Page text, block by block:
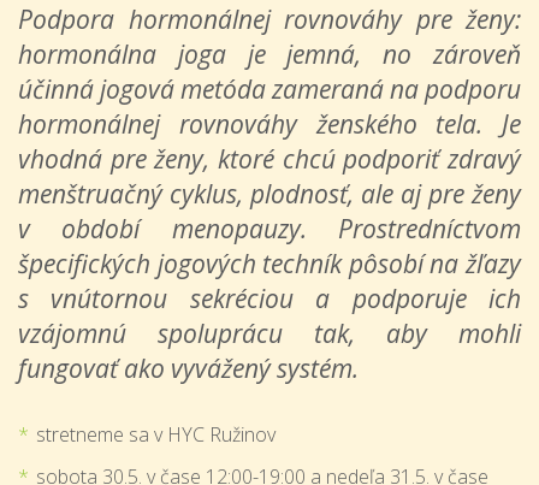
Podpora hormonálnej rovnováhy pre ženy:
hormonálna joga je jemná, no zároveň
účinná jogová metóda zameraná na podporu
hormonálnej rovnováhy ženského tela. Je
vhodná pre ženy, ktoré chcú podporiť zdravý
menštruačný cyklus, plodnosť, ale aj pre ženy
v období menopauzy. Prostredníctvom
špecifických jogových techník pôsobí na žľazy
s vnútornou sekréciou a podporuje ich
vzájomnú spoluprácu tak, aby mohli
fungovať ako vyvážený systém.
stretneme sa v HYC Ružinov
sobota 30.5. v čase 12:00-19:00 a nedeľa 31.5. v čase